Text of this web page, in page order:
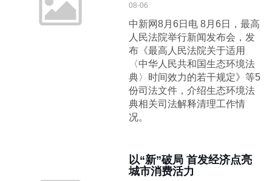
08-06
中新网8月6日电 8月6日，最高
人民法院举行新闻发布会，发
布《最高人民法院关于适用
〈中华人民共和国生态环境法
典〉时间效力的若干规定》等5
份司法文件，介绍生态环境法
典相关司法解释清理工作情
况。
以“新”破局 首发经济点亮
城市消费活力